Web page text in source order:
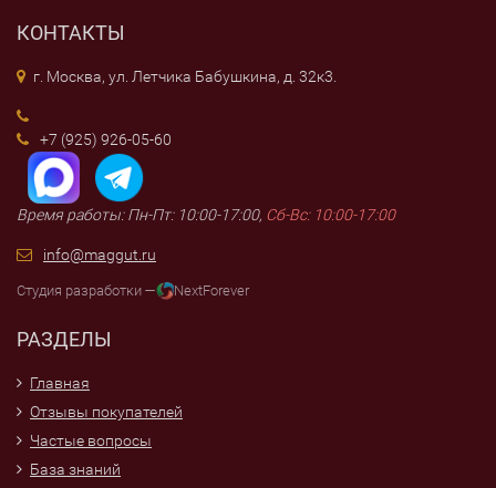
КОНТАКТЫ
г. Москва, ул. Летчика Бабушкина, д. 32к3.
+7 (925) 926-05-60
Время работы: Пн-Пт: 10:00-17:00, Сб-Вс: 10:00-17:00
info@maggut.ru
Студия разработки — NextForever
РАЗДЕЛЫ
Главная
Отзывы покупателей
Частые вопросы
База знаний